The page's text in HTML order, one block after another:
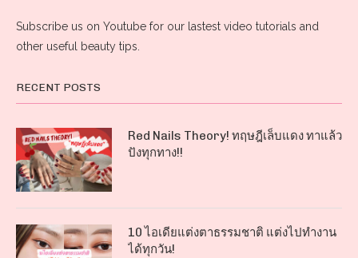
Subscribe us on Youtube for our lastest video tutorials and
other useful beauty tips.
RECENT POSTS
Red Nails Theory! ทฤษฎีเล็บแดง ทาแล้ว
ปังทุกทาง!!
10 ไอเดียแต่งตาธรรมชาติ แต่งไปทำงาน
ได้ทุกวัน!